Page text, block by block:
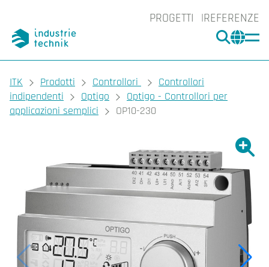
PROGETTI REFERENZE
CERCA
You are here:
ITK Prodotti Controllori
Controllori
indipendenti
Optigo
Optigo - Controllori per
applicazioni semplici
OP10-230